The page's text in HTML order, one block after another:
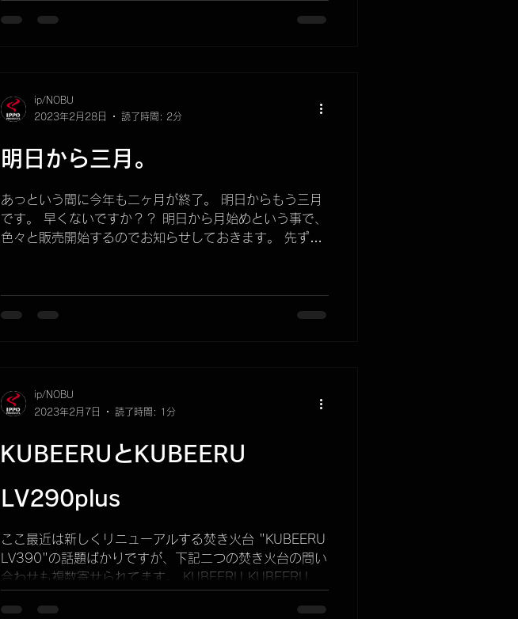
きます。...
明日から三月。
あっという間に今年も二ヶ月が終了。 明日からもう三月
です。 早くないですか？？ 明日から月始めという事で、
色々と販売開始するのでお知らせしておきます。 先ず…
ip/NOBU
2023年2月28日
読了時間: 2分
KUBEERUとKUBEERU
LV290plus
ここ最近は新しくリニューアルする焚き火台 "KUBEERU
LV390"の話題ばかりですが、下記二つの焚き火台の問い
合わせも複数寄せられてます。 KUBEERU KUBEERU
が、これは新ロゴバージョンへの移行に...
ip/NOBU
2023年2月7日
読了時間: 1分